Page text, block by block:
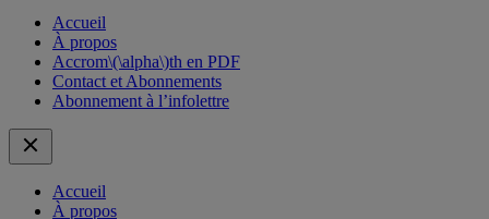
Accueil
À propos
Accrom\(\alpha\)th en PDF
Contact et Abonnements
Abonnement à l’infolettre
Accueil
À propos